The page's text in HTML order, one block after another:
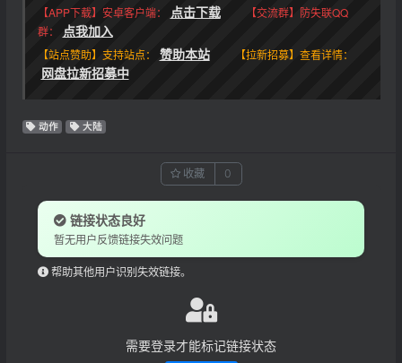
【APP下载】安卓客户端： 点击下载
【交流群】防失联QQ
群：
点我加入
【站点赞助】支持站点： 赞助本站 【拉新招募】查看详情：
网盘拉新招募中
动作 大陆
收藏 0
链接状态良好
暂无用户反馈链接失效问题
帮助其他用户识别失效链接。
需要登录才能标记链接状态